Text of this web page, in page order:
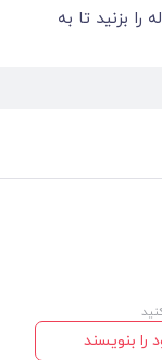
را بزنید تا به
را بنویسند